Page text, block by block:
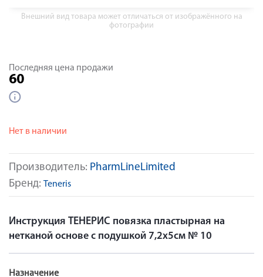
Внешний вид товара может отличаться от изображённого на
фотографии
Производитель: PharmLineLimited
Бренд: Teneris
Последняя цена продажи
60
Нет в наличии
Инструкция ТЕНЕРИС повязка пластырная на
нетканой основе с подушкой 7,2х5см № 10
Назначение